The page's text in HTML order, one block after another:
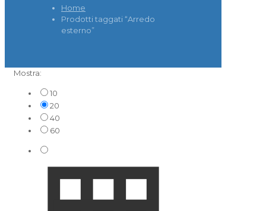
Home
Prodotti taggati “Arredo
esterno”
Mostra:
10
20
40
60